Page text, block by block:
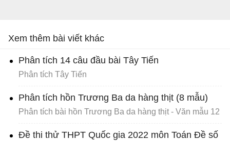
Xem thêm bài viết khác
Phân tích 14 câu đầu bài Tây Tiến
Phân tích Tây Tiến
Phân tích hồn Trương Ba da hàng thịt (8 mẫu)
Phân tích bài hồn Trương Ba da hàng thịt - Văn mẫu 12
Đề thi thử THPT Quốc gia 2022 môn Toán Đề số